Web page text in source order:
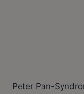
Peter Pan-